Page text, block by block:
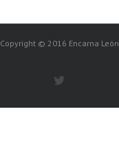
Copyright © 2016 Encarna León